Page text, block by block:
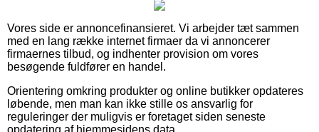
Vores side er annoncefinansieret. Vi arbejder tæt sammen
med en lang række internet firmaer da vi annoncerer
firmaernes tilbud, og indhenter provision om vores
besøgende fuldfører en handel.
Orientering omkring produkter og online butikker opdateres
løbende, men man kan ikke stille os ansvarlig for
reguleringer der muligvis er foretaget siden seneste
opdatering af hjemmesidens data.